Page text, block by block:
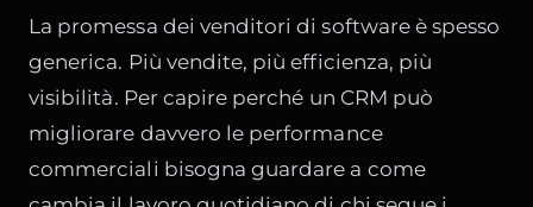
La promessa dei venditori di software è spesso
generica. Più vendite, più efficienza, più
visibilità. Per capire perché un CRM può
migliorare davvero le performance
commerciali bisogna guardare a come